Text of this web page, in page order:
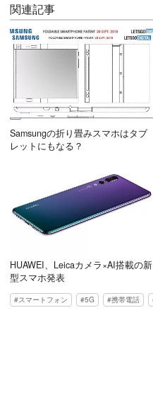
関連記事
Samsungの折り畳みスマホはタブ
レットにもなる？
HUAWEI、Leicaカメラ×AI搭載の新
型スマホ発表
スマートフォン 5G 携帯電話